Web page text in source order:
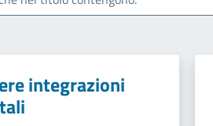
integrazioni